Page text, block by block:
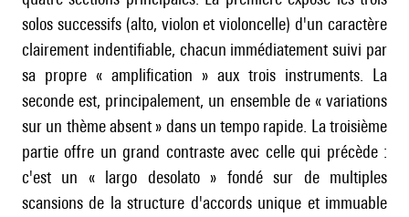
solos successifs (alto, violon et violoncelle) d'un caractère
clairement indentifiable, chacun immédiatement suivi par
sa propre « amplification » aux trois instruments. La
seconde est, principalement, un ensemble de « variations
sur un thème absent » dans un tempo rapide. La troisième
partie offre un grand contraste avec celle qui précède :
c'est un « largo desolato » fondé sur de multiples
scansions de la structure d'accords unique et immuable